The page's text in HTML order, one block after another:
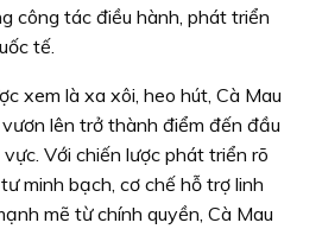
công tác điều hành, phát triển
tế.
xem là xa xôi, heo hút, Cà Mau
lên trở thành điểm đến đầu
Với chiến lược phát triển rõ
minh bạch, cơ chế hỗ trợ linh
mẽ từ chính quyền, Cà Mau